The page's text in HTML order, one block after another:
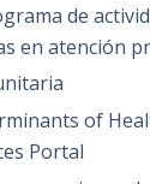
de
en atención
of
Portal